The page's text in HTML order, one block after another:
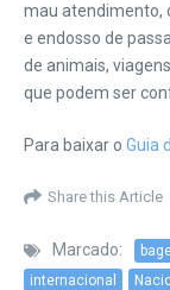
mau atendimento,
e endosso de
de animais,
que podem ser
Para baixar o Guia
Share this Article
Marcado:
internacional